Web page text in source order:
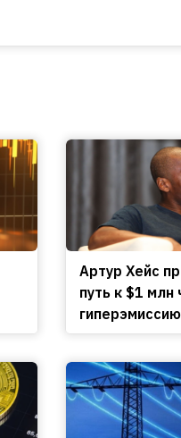
Артур Хейс
путь к $1 млн